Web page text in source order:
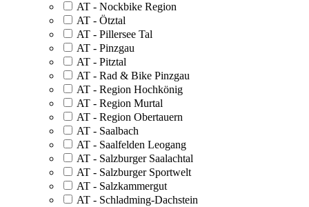
AT - Nockbike Region
AT - Ötztal
AT - Pillersee Tal
AT - Pinzgau
AT - Pitztal
AT - Rad & Bike Pinzgau
AT - Region Hochkönig
AT - Region Murtal
AT - Region Obertauern
AT - Saalbach
AT - Saalfelden Leogang
AT - Salzburger Saalachtal
AT - Salzburger Sportwelt
AT - Salzkammergut
AT - Schladming-Dachstein